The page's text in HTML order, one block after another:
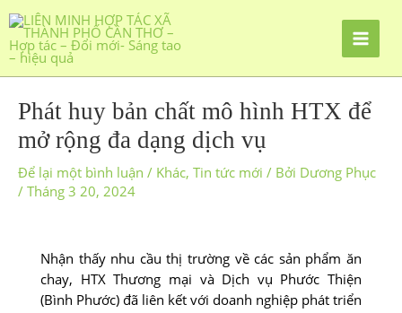
Phát huy bản chất mô hình HTX để
mở rộng đa dạng dịch vụ
Để lại một bình luận / Khác, Tin tức mới / Bởi Dương Phục
/ Tháng 3 20, 2024
Nhận thấy nhu cầu thị trường về các sản phẩm ăn
chay, HTX Thương mại và Dịch vụ Phước Thiện
(Bình Phước) đã liên kết với doanh nghiệp phát triển